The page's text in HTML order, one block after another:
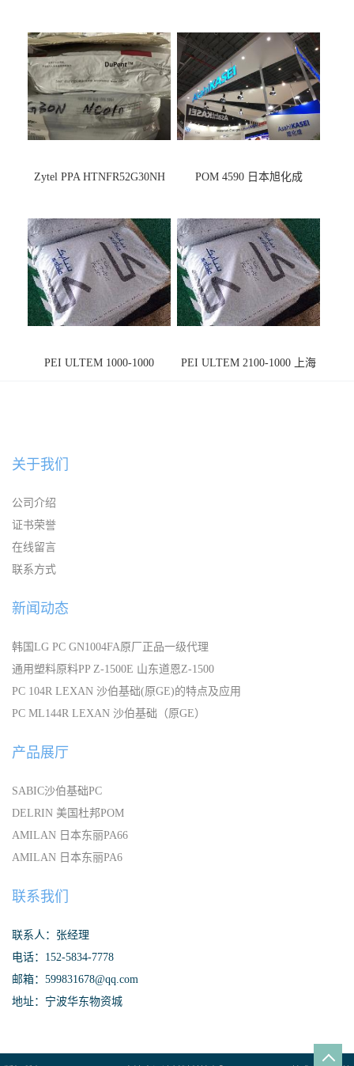
Zytel PPA HTNFR52G30NH POM 4590 日本旭化成
PEI ULTEM 1000-1000
PEI ULTEM 2100-1000 上海
关于我们
公司介绍
证书荣誉
在线留言
联系方式
新闻动态
韩国LG PC GN1004FA原厂正品一级代理
通用塑料原料PP Z-1500E 山东道恩Z-1500
PC 104R LEXAN 沙伯基础(原GE)的特点及应用
PC ML144R LEXAN 沙伯基础（原GE）
产品展厅
SABIC沙伯基础PC
DELRIN 美国杜邦POM
AMILAN 日本东丽PA66
AMILAN 日本东丽PA6
联系我们
联系人：张经理
电话：152-5834-7778
邮箱：599831678@qq.com
地址：宁波华东物资城